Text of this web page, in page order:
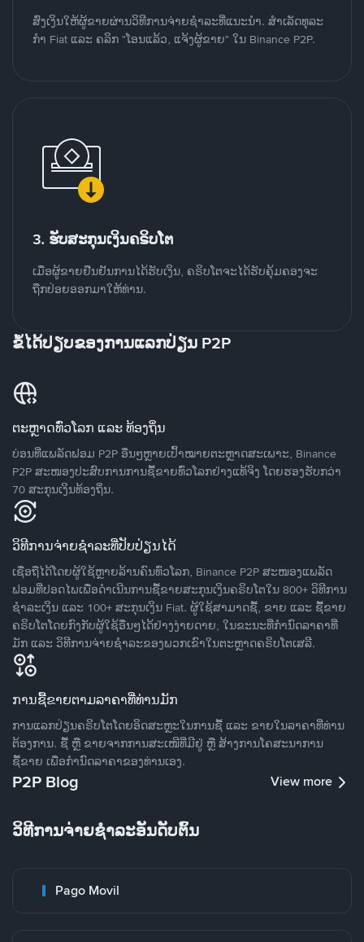
ສົ່ງເງິນໃຫ້ຜູ້ຂາຍຜ່ານວິທີການຈ່າຍຊຳລະທີ່ແນະນໍາ. ສໍາເລັດທຸລະ
ກໍາ Fiat ແລະ ຄລິກ "ໂອນແລ້ວ, ແຈ້ງຜູ້ຂາຍ" ໃນ Binance P2P.
3. ຮັບສະກຸນເງິນຄຣິບໂຕ
ເມື່ອຜູ້ຂາຍຢືນຢັນການໄດ້ຮັບເງິນ, ຄຣິບໂຕຈະໄດ້ຮັບຄຸ້ມຄອງຈະ
ຖືກປ່ອຍອອກມາໃຫ້ທ່ານ.
ຂໍ້ໄດ້ປຽບຂອງການແລກປ່ຽນ P2P
ຕະຫຼາດທົ່ວໂລກ ແລະ ທ້ອງຖິ່ນ
ບ່ອນທີ່ແພລັດຟອມ P2P ອື່ນໆຫຼາຍເປົ້າໝາຍຕະຫຼາດສະເພາະ, Binance
P2P ສະໜອງປະສົບການການຊື້ຂາຍທົ່ວໂລກຢ່າງແທ້ຈິງ ໂດຍຮອງຮັບກວ່າ
70 ສະກຸນເງິນທ້ອງຖິ່ນ.
ວິທີການຈ່າຍຊຳລະທີ່ປັບປ່ຽນໄດ້
ເຊື່ອຖືໄດ້ໂດຍຜູ້ໃຊ້ຫຼາຍລ້ານຄົນທົ່ວໂລກ, Binance P2P ສະໜອງແພລັດ
ຟອມທີ່ປອດໄພເພື່ອດໍາເນີນການຊື້ຂາຍສະກຸນເງິນຄຣິບໂຕໃນ 800+ ວິທີການ
ຊໍາລະເງິນ ແລະ 100+ ສະກຸນເງິນ Fiat. ຜູ້ໃຊ້ສາມາດຊື້, ຂາຍ ແລະ ຊື້ຂາຍ
ຄຣິບໂຕໂດຍກົງກັບຜູ້ໃຊ້ອື່ນໆໄດ້ຢ່າງງ່າຍດາຍ, ໃນຂະນະທີ່ກໍານົດລາຄາທີ່
ມັກ ແລະ ວິທີການຈ່າຍຊຳລະຂອງພວກເຂົາໃນຕະຫຼາດຄຣິບໂຕເສລີ.
ການຊື້ຂາຍຕາມລາຄາທີ່ທ່ານມັກ
ການແລກປ່ຽນຄຣິບໂຕໂດຍອິດສະຫຼະໃນການຊື້ ແລະ ຂາຍໃນລາຄາທີ່ທ່ານ
ຕ້ອງການ. ຊື້ ຫຼື ຂາຍຈາກການສະເໜີທີ່ມີຢູ່ ຫຼື ສ້າງການໂຄສະນາການ
ຊື້ຂາຍ ເພື່ອກໍານົດລາຄາຂອງທ່ານເອງ.
P2P Blog View more
ວິທີການຈ່າຍຊຳລະອັນດັບຕົ້ນ
Pago Movil